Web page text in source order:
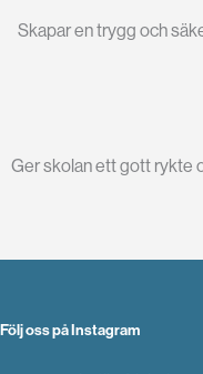
Skapar en trygg och
Ger skolan ett gott rykte
Följ oss på Instagram